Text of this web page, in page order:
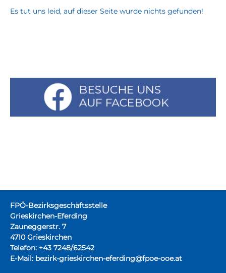
Es tut uns leid, auf dieser Seite wurde nichts gefunden!
FPÖ-Bezirksgeschäftsstelle
Grieskirchen-Eferding
Zauneggerstr. 7
4710 Grieskirchen
Telefon: +43 7248/62542
E-Mail: bezirk-grieskirchen-eferding@fpoe-ooe.at